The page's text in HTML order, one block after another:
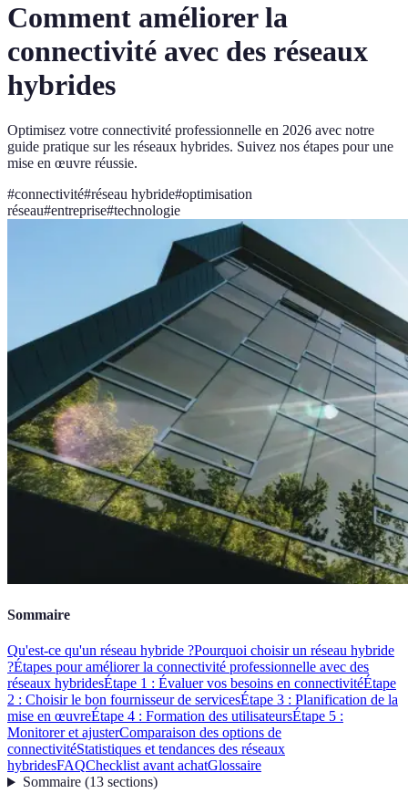
Comment améliorer la
connectivité avec des réseaux
hybrides
Optimisez votre connectivité professionnelle en 2026 avec notre
guide pratique sur les réseaux hybrides. Suivez nos étapes pour une
mise en œuvre réussie.
#connectivité#réseau hybride#optimisation
réseau#entreprise#technologie
Sommaire
Qu'est-ce qu'un réseau hybride ?Pourquoi choisir un réseau hybride
?Étapes pour améliorer la connectivité professionnelle avec des
réseaux hybridesÉtape 1 : Évaluer vos besoins en connectivitéÉtape
2 : Choisir le bon fournisseur de servicesÉtape 3 : Planification de la
mise en œuvreÉtape 4 : Formation des utilisateursÉtape 5 :
Monitorer et ajusterComparaison des options de
connectivitéStatistiques et tendances des réseaux
hybridesFAQChecklist avant achatGlossaire
Sommaire(13 sections)